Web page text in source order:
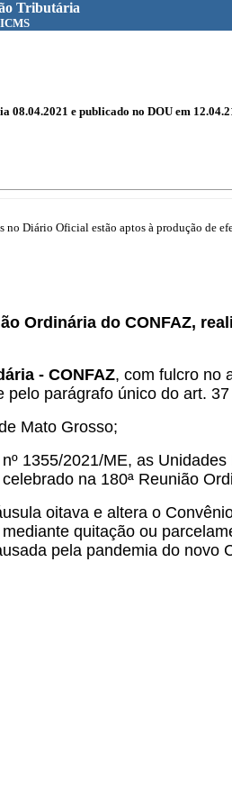
Tributária
ICMS
e publicado no DOU em
no Diário Oficial estão aptos à produção de
Ordinária do CONFAZ,
- CONFAZ, com fulcro no
parágrafo único do art.
Mato Grosso;
1355/2021/ME, as
na 180ª Reunião
oitava e altera o
quitação ou
pela pandemia do novo